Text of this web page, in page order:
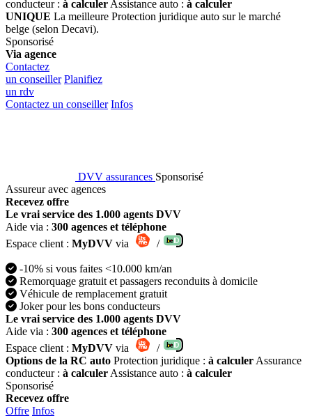
conducteur : à calculer Assistance auto : à calculer
UNIQUE La meilleure Protection juridique auto sur le marché
belge (selon Decavi).
Sponsorisé
Via agence
Contactez
un conseiller Planifiez
un rdv
Contactez un conseiller Infos
DVV assurances Sponsorisé
Assureur avec agences
Recevez offre
Le vrai service des 1.000 agents DVV
Aide via : 300 agences et téléphone
Espace client : MyDVV via /
-10% si vous faites <10.000 km/an
Remorquage gratuit et passagers reconduits à domicile
Véhicule de remplacement gratuit
Joker pour les bons conducteurs
Le vrai service des 1.000 agents DVV
Aide via : 300 agences et téléphone
Espace client : MyDVV via
/
Options de la RC auto Protection juridique : à calculer Assurance
conducteur : à calculer Assistance auto : à calculer
Sponsorisé
Recevez offre
Offre Infos